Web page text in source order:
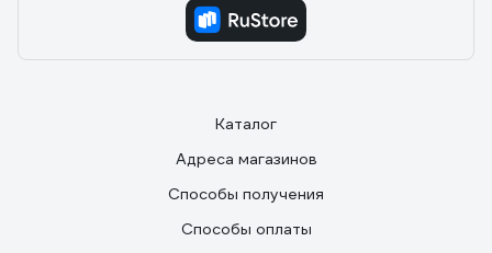
Каталог
Адреса магазинов
Способы получения
Способы оплаты